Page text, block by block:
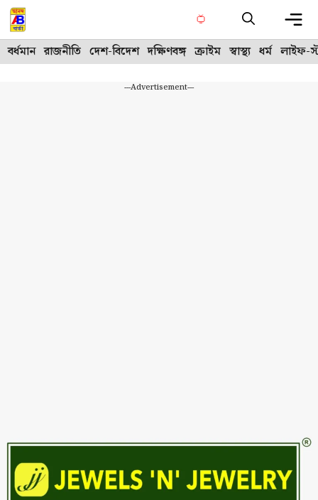
Skip
to
content
বর্ধমান রাজনীতি দেশ-বিদেশ দক্ষিণবঙ্গ ক্রাইম স্বাস্থ্য ধর্ম লাইফ-
---Advertisement---